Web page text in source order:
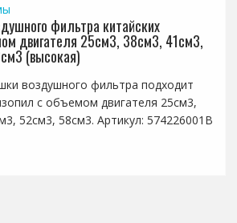
фильтра китайских
двигателя 25см3, 38см3, 41см3,
(высокая)
воздушного фильтра подходит
с объемом двигателя 25см3,
52см3, 58см3. Артикул: 574226001B